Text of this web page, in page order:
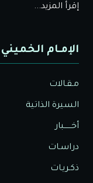
إقرأ المزيد...
الإمـام الخميني
مـقـالات
السيرة الذاتية
أخــــــبار
دراسـات
ذكـريـات